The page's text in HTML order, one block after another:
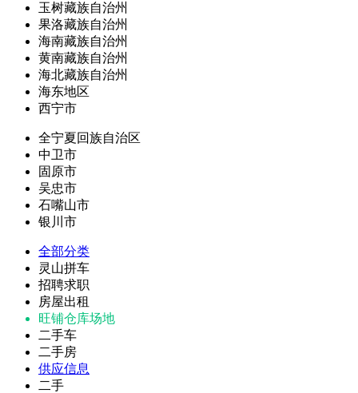
玉树藏族自治州
果洛藏族自治州
海南藏族自治州
黄南藏族自治州
海北藏族自治州
海东地区
西宁市
全宁夏回族自治区
中卫市
固原市
吴忠市
石嘴山市
银川市
全部分类
灵山拼车
招聘求职
房屋出租
旺铺仓库场地
二手车
二手房
供应信息
二手